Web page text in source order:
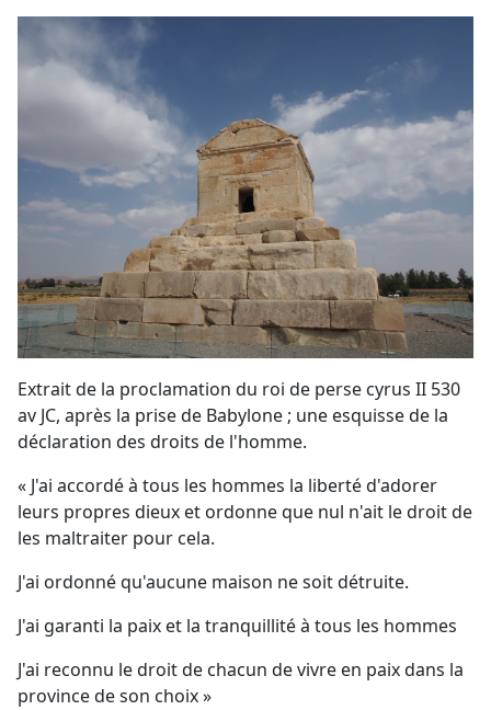
Extrait de la proclamation du roi de perse cyrus II 530
av JC, après la prise de Babylone ; une esquisse de la
déclaration des droits de l'homme.
« J'ai accordé à tous les hommes la liberté d'adorer
leurs propres dieux et ordonne que nul n'ait le droit de
les maltraiter pour cela.
J'ai ordonné qu'aucune maison ne soit détruite.
J'ai garanti la paix et la tranquillité à tous les hommes
J'ai reconnu le droit de chacun de vivre en paix dans la
province de son choix »